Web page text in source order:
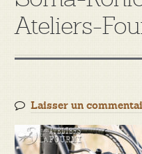
Ateliers-
Laisser un